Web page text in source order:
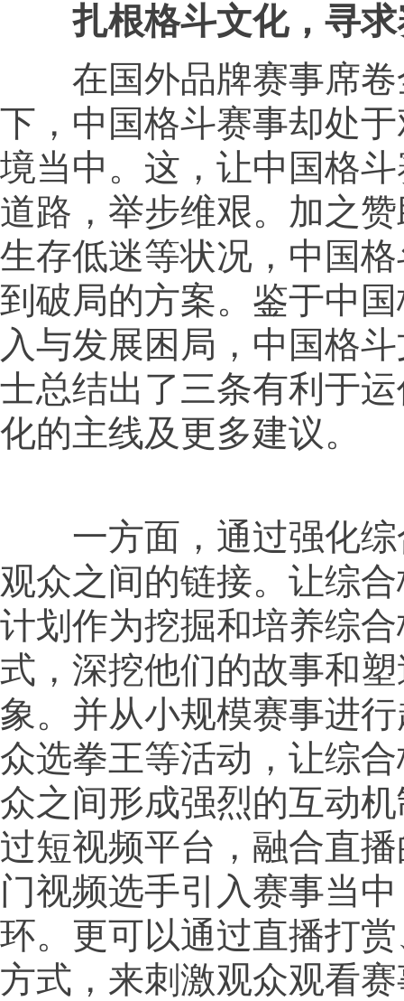
扎根格斗文化，寻
在国外品牌赛事席卷
下，中国格斗赛事却处
境当中。这，让中国格
道路，举步维艰。加之
生存低迷等状况，中国
到破局的方案。鉴于中
入与发展困局，中国格
士总结出了三条有利于
化的主线及更多建议。
一方面，通过强化综
观众之间的链接。让综
计划作为挖掘和培养综
式，深挖他们的故事和
象。并从小规模赛事进
众选拳王等活动，让综
众之间形成强烈的互动
过短视频平台，融合直
门视频选手引入赛事当
环。更可以通过直播打
方式，来刺激观众观看